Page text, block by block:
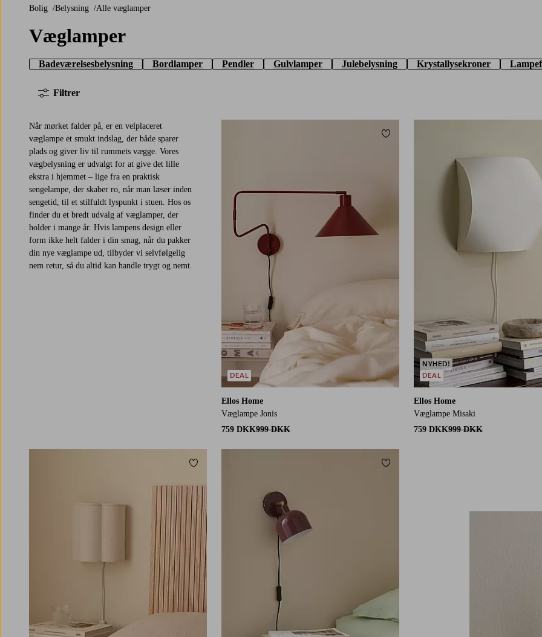
Bolig Belysning Alle væglamper
Væglamper
Badeværelsesbelysning Bordlamper Pendler Gulvlamper Julebelysning Krystallysekroner
Filtrer
Når mørket falder på, er en velplaceret
væglampe et smukt indslag, der både sparer
plads og giver liv til rummets vægge. Vores
vægbelysning er udvalgt for at give det lille
ekstra i hjemmet – lige fra en praktisk
sengelampe, der skaber ro, når man læser inden
sengetid, til et stilfuldt lyspunkt i stuen. Hos os
finder du et bredt udvalg af væglamper, der
holder i mange år. Hvis lampens design eller
form ikke helt falder i din smag, når du pakker
din nye væglampe ud, tilbyder vi selvfølgelig
nem retur, så du altid kan handle trygt og nemt.
Ellos Home
Væglampe Jonis
759 DKK999 DKK
DEAL
Tilføj til favoritter
Ellos Home
Væglampe Misaki
759 DKK999 DKK
NYHED!
DEAL
Tilføj til favoritter Tilføj til favoritter